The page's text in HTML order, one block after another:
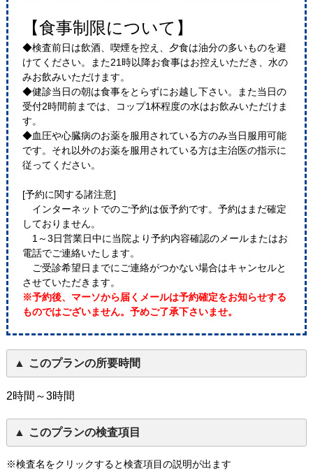
【食事制限について】
◆検査前日は飲酒、喫煙を控え、夕食は油分の多いものを避
けてください。また21時以降お食事はお控えいただき、水の
みお飲みいただけます。
◆健診当日の朝は食事をとらずにお越し下さい。また当日の
受付2時間前までは、コップ1杯程度の水はお飲みいただけま
す。
◆血圧や心臓病のお薬を服用されている方のみ当日服用可能
です。それ以外のお薬を服用されている方は主治医の指示に
従ってください。
[予約に関する諸注意]
インターネットでのご予約は仮予約です。予約はまだ確定
しておりません。
1～3日営業日中に当院より予約内容確認のメールまたはお
電話でご連絡いたします。
ご受診希望日までにご連絡がつかない場合はキャンセルと
させていただきます。
※予約後、マーソから届くメールは予約確定をお知らせする
ものではございません。予めご了承下さいませ。
このプランの所要時間
2時間～3時間
このプランの検査項目
※検査名をクリックすると検査項目の説明が出ます